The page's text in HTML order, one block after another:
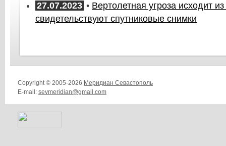
27.07.2023 • Вертолетная угроза исходит
свидетельствуют спутниковые снимки
Copyright © 2005-2026 Меридиан Севастополь
E-mail: sevmeridian@gmail.com